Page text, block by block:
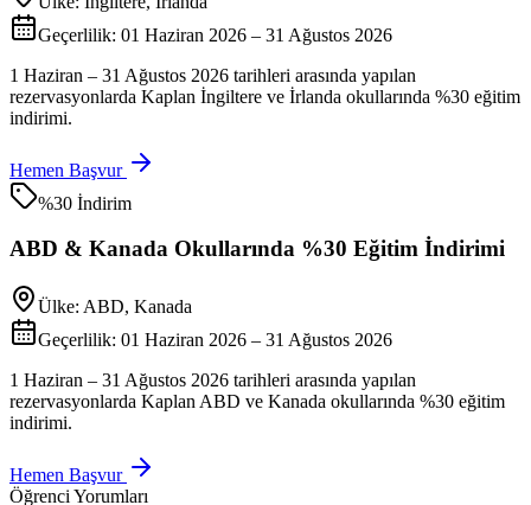
Geçerlilik: 01 Haziran 2026 – 31 Ağustos 2026
1 Haziran – 31 Ağustos 2026 tarihleri arasında yapılan
rezervasyonlarda Kaplan İngiltere ve İrlanda okullarında %30 eğitim
indirimi.
Hemen Başvur
%30 İndirim
ABD & Kanada Okullarında %30 Eğitim İndirimi
Ülke: ABD, Kanada
Geçerlilik: 01 Haziran 2026 – 31 Ağustos 2026
1 Haziran – 31 Ağustos 2026 tarihleri arasında yapılan
rezervasyonlarda Kaplan ABD ve Kanada okullarında %30 eğitim
indirimi.
Hemen Başvur
Öğrenci Yorumları